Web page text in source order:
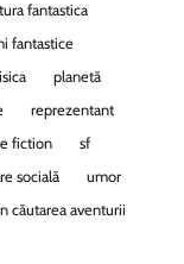
fantastica
fantastice
planetă
reprezentant
fiction
sf
socială
umor
căutarea aventurii